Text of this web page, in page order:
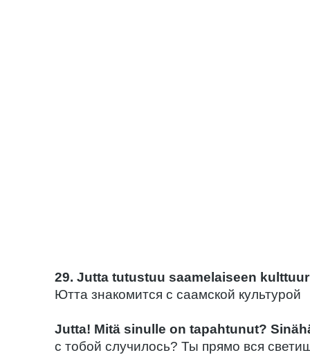
29. Jutta tutustuu saamelaiseen
Ютта знакомится с саамской культурой
Jutta! Mitä sinulle on tapahtunut?
с тобой случилось? Ты прямо вся